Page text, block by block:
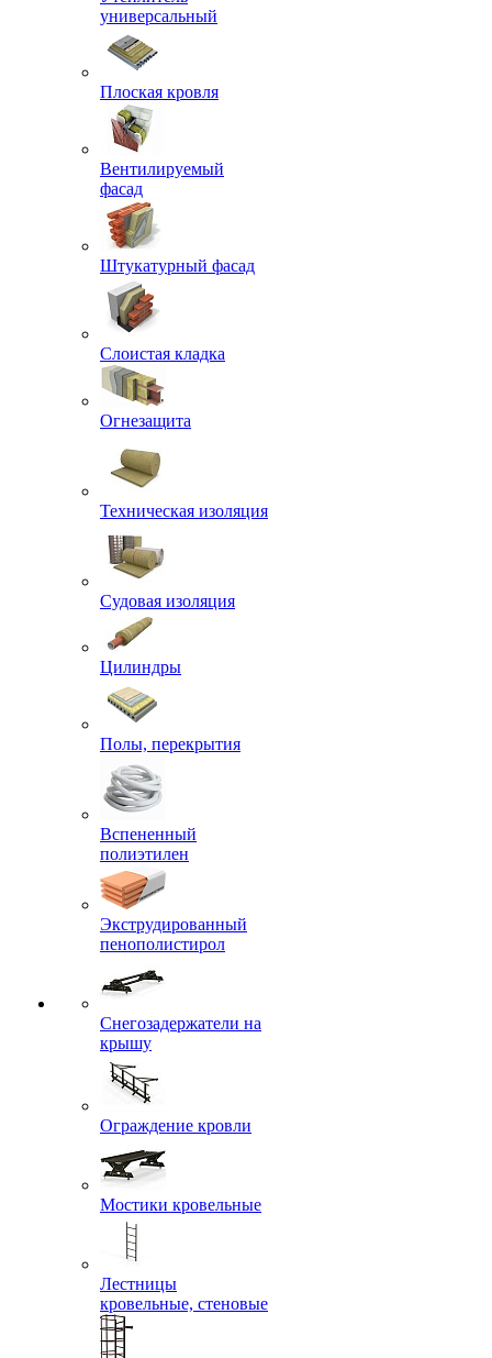
универсальный
Плоская кровля
Вентилируемый
фасад
Штукатурный фасад
Слоистая кладка
Огнезащита
Техническая изоляция
Судовая изоляция
Цилиндры
Полы, перекрытия
Вспененный
полиэтилен
Экструдированный
пенополистирол
Снегозадержатели на
крышу
Ограждение кровли
Мостики кровельные
Лестницы
кровельные, стеновые